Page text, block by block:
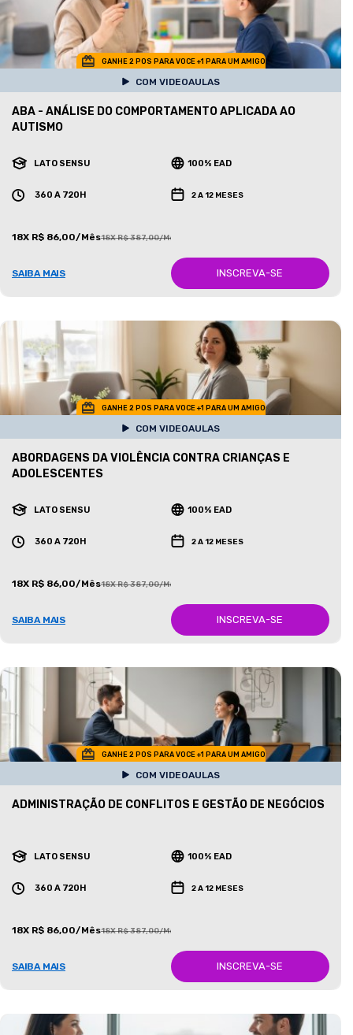
GANHE 2 POS PARA VOCE +1 PARA UM AMIGO
COM VIDEOAULAS
ABA - ANÁLISE DO COMPORTAMENTO APLICADA AO
AUTISMO
LATO SENSU 100% EAD
360 A 720H 2 A 12 MESES
18X R$ 86,00/Mês18X R$ 387,00/Mês
SAIBA MAIS INSCREVA-SE
GANHE 2 POS PARA VOCE +1 PARA UM AMIGO
COM VIDEOAULAS
ABORDAGENS DA VIOLÊNCIA CONTRA CRIANÇAS E
ADOLESCENTES
LATO SENSU 100% EAD
360 A 720H 2 A 12 MESES
18X R$ 86,00/Mês18X R$ 387,00/Mês
SAIBA MAIS INSCREVA-SE
GANHE 2 POS PARA VOCE +1 PARA UM AMIGO
COM VIDEOAULAS
ADMINISTRAÇÃO DE CONFLITOS E GESTÃO DE NEGÓCIOS
LATO SENSU 100% EAD
360 A 720H 2 A 12 MESES
18X R$ 86,00/Mês18X R$ 387,00/Mês
SAIBA MAIS INSCREVA-SE